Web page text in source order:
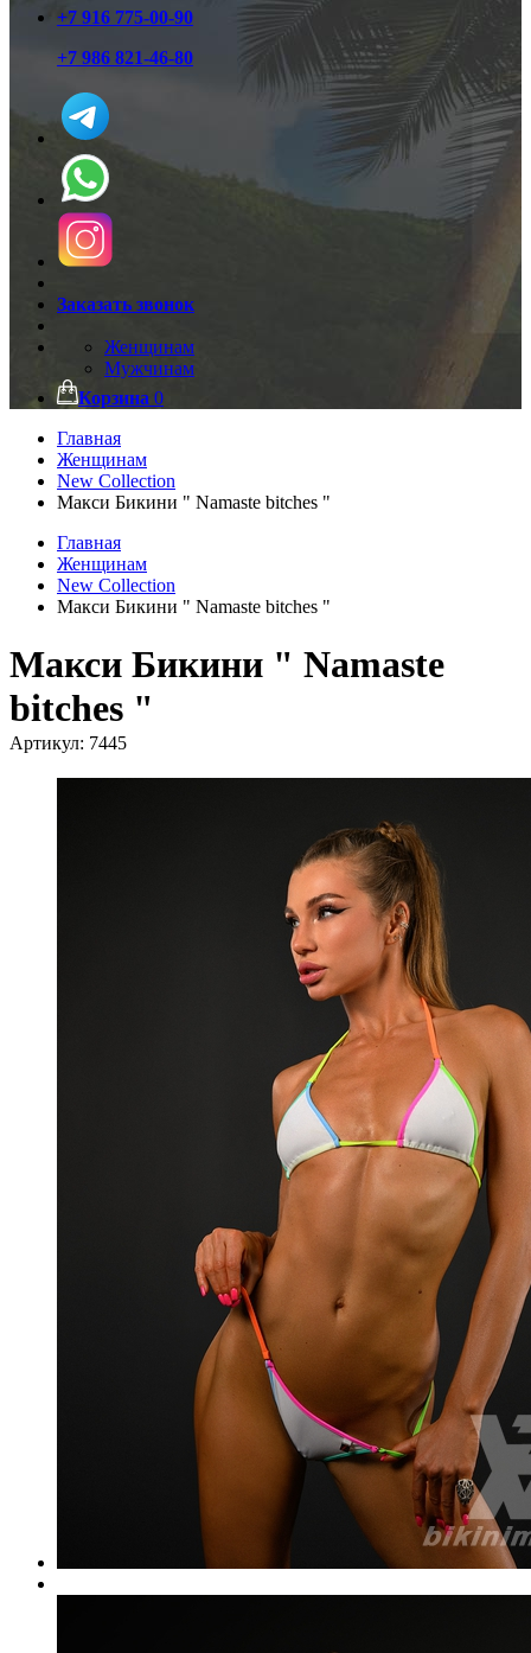
+7 916 775-00-90
+7 986 821-46-80
Заказать звонок
Женщинам
Мужчинам
Корзина 0
Главная
Женщинам
New Collection
Макси Бикини " Namaste bitches "
Главная
Женщинам
New Collection
Макси Бикини " Namaste bitches "
Макси Бикини " Namaste
bitches "
Артикул: 7445